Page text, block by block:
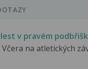
v pravém
na atletických